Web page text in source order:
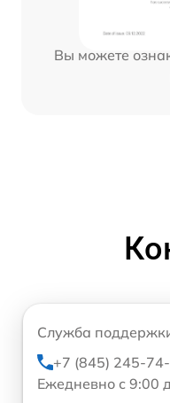
Вы можете
Служба
+7 (845) 245-
Ежедневно с 9:00